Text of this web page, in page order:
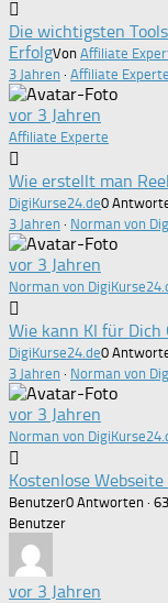
Die wichtigsten
ErfolgVon Affiliate
3 Jahren · Affiliate Experte
vor 3 Jahren
Affiliate Experte
Wie erstellt man
DigiKurse24.de0
3 Jahren · Norman von
vor 3 Jahren
Norman von
Wie kann KI für Dich
DigiKurse24.de0
3 Jahren · Norman von
vor 3 Jahren
Norman von
Kostenlose
Benutzer0 Antworten ·
Benutzer
vor 3 Jahren